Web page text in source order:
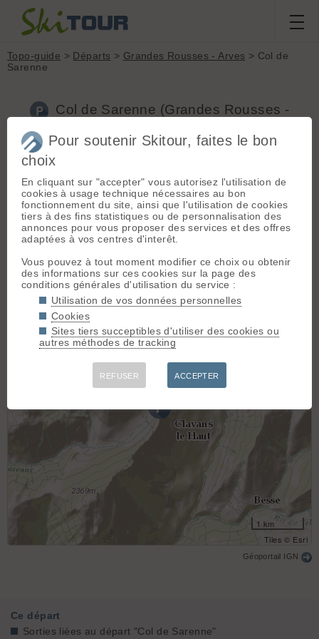
Topo-guide > Départs > Grandes Rousses - Arves > Col de
Sarenne
Col de Sarenne (Grandes Rousses -
Sarenne ou Briançon -> Mizoën -> Clavans le haut -> col de
Sarenne
Accès enneigé l'hiver
Limitez votre impact : Privilégiez les départs proches, les
+
1 km
Tiles © Esri
Géoportail IGN
Ce départ
Sorties liées au départ "Col de Sarenne"
Pour soutenir Skitour, faites le bon
choix
En cliquant sur "accepter" vous autorisez l'utilisation de
cookies à usage technique nécessaires au bon
fonctionnement du site, ainsi que l'utilisation de cookies
tiers à des fins statistiques ou de personnalisation des
annonces pour vous proposer des services et des offres
adaptées à vos centres d'interêt.
Vous pouvez à tout moment modifier ce choix ou obtenir
des informations sur ces cookies sur la page des
conditions générales d'utilisation du service :
Utilisation de vos données personnelles
Cookies
Sites tiers succeptibles d'utiliser des cookies ou
autres méthodes de tracking
REFUSER ACCEPTER